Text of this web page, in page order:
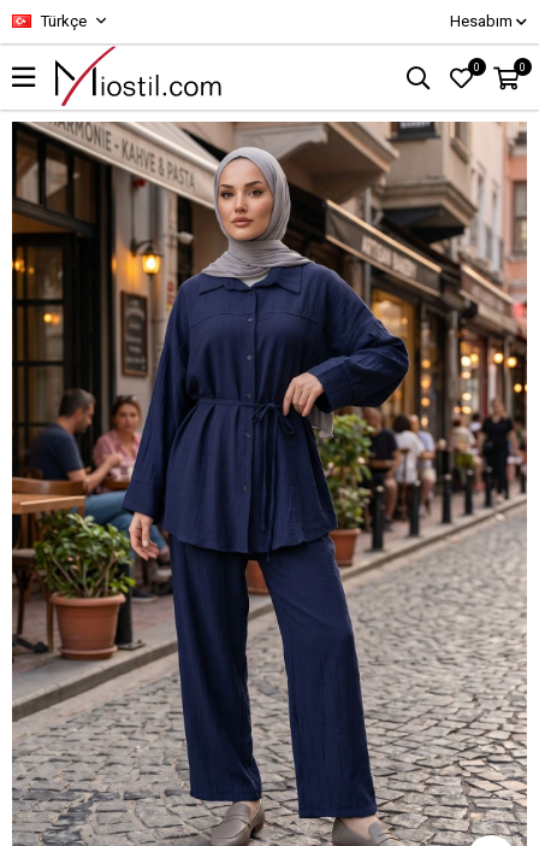
Türkçe Hesabım
0 0